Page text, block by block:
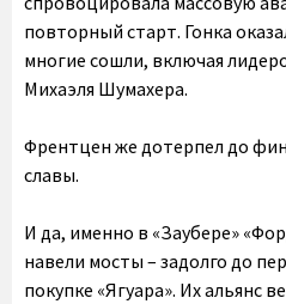
повторный старт. Гонка
многие сошли, включая
Михаэля Шумахера.
Френтцен же дотерпел до
славы.
И да, именно в «Заубере»
навели мосты – задолго до
покупке «Ягуара». Их альянс